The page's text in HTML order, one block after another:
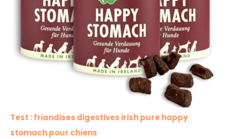
Test : friandises digestives irish pure happy
stomach pour chiens